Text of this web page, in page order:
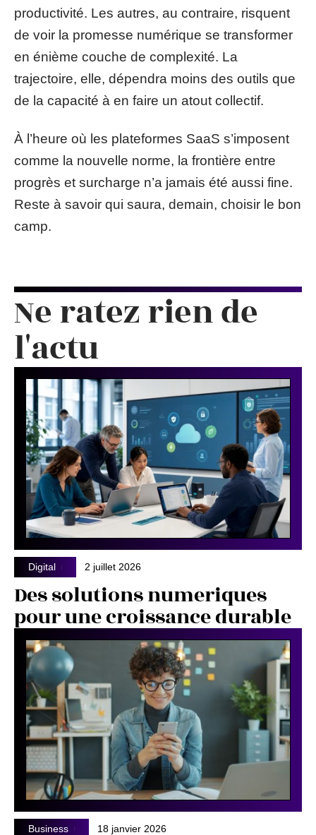
productivité. Les autres, au contraire, risquent
de voir la promesse numérique se transformer
en énième couche de complexité. La
trajectoire, elle, dépendra moins des outils que
de la capacité à en faire un atout collectif.
À l’heure où les plateformes SaaS s’imposent
comme la nouvelle norme, la frontière entre
progrès et surcharge n’a jamais été aussi fine.
Reste à savoir qui saura, demain, choisir le bon
camp.
Ne ratez rien de
l'actu
Digital 2 juillet 2026
Des solutions numeriques
pour une croissance durable
Business 18 janvier 2026